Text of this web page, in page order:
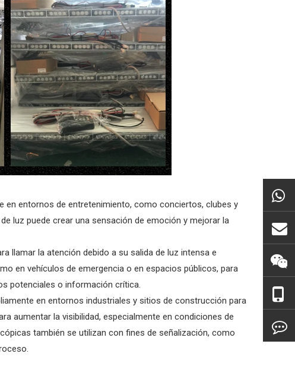
entornos de entretenimiento, como conciertos, clubes y
luz puede crear una sensación de emoción y mejorar la
llamar la atención debido a su salida de luz intensa e
en vehículos de emergencia o en espacios públicos, para
potenciales o información crítica.
en entornos industriales y sitios de construcción para
aumentar la visibilidad, especialmente en condiciones de
también se utilizan con fines de señalización, como